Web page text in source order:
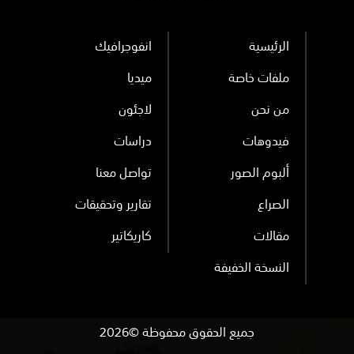
الرئيسية انفوجرافيك
ملفات خاصة ميديا
من نحن لاجئون
فيدوهات دراسات
ألبوم الصور تواصل معنا
الصراع تقارير وتحقيقات
مقالات كاريكاتير
النسخة الخفيفة
جميع الحقوق محفوظة ©2026